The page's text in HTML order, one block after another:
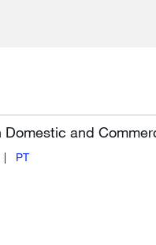
Domestic and
PT